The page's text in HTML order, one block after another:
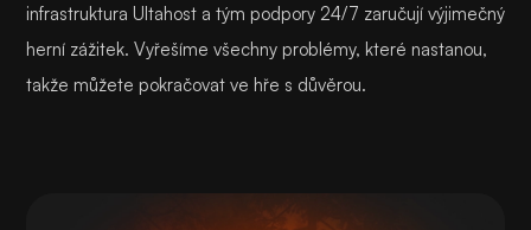
infrastruktura Ultahost a tým podpory 24/7 zaručují výjimečný
herní zážitek. Vyřešíme všechny problémy, které nastanou,
takže můžete pokračovat ve hře s důvěrou.